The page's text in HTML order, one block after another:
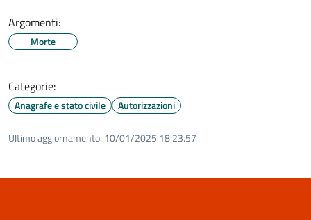
Argomenti:
Morte
Categorie:
Anagrafe e stato civile Autorizzazioni
Ultimo aggiornamento: 10/01/2025 18:23.57